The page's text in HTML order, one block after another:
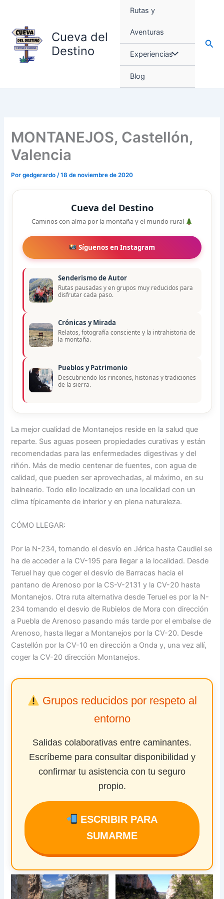
contenido
Cueva del
Destino
Rutas y
Aventuras
Experiencias
Blog
MONTANEJOS, Castellón,
Valencia
Porgedgerardo/18 de noviembre de 2020
Cueva del Destino
Caminos con alma por la montaña y el mundo rural
Síguenos en Instagram
Senderismo de Autor
Rutas pausadas y en grupos muy reducidos para
disfrutar cada paso.
Crónicas y Mirada
Relatos, fotografía consciente y la intrahistoria de
la montaña.
Pueblos y Patrimonio
Descubriendo los rincones, historias y tradiciones
de la sierra.
La mejor cualidad de Montanejos reside en la salud que
reparte. Sus aguas poseen propiedades curativas y están
recomendadas para las enfermedades digestivas y del
riñón. Más de medio centenar de fuentes, con agua de
calidad, que pueden ser aprovechadas, al máximo, en su
balneario. Todo ello localizado en una localidad con un
clima típicamente de interior y en plena naturaleza.
CÓMO LLEGAR:
Por la N-234, tomando el desvío en Jérica hasta Caudiel se
ha de acceder a la CV-195 para llegar a la localidad. Desde
Teruel hay que coger el desvío de Barracas hacia el
pantano de Arenoso por la CS-V-2131 y la CV-20 hasta
Montanejos. Otra ruta alternativa desde Teruel es por la N-
234 tomando el desvio de Rubielos de Mora con dirección
a Puebla de Arenoso pasando más tarde por el embalse de
Arenoso, hasta llegar a Montanejos por la CV-20. Desde
Castellón por la CV-10 en dirección a Onda y, una vez allí,
coger la CV-20 dirección Montanejos.
Grupos reducidos por respeto al
entorno
Salidas colaborativas entre caminantes.
Escríbeme para consultar disponibilidad y
confirmar tu asistencia con tu seguro
propio.
ESCRIBIR PARA
SUMARME